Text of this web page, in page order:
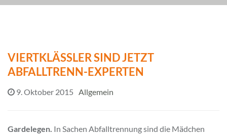
VIERTKLÄSSLER SIND JETZT
ABFALLTRENN-EXPERTEN
9. Oktober 2015 Allgemein
Gardelegen. In Sachen Abfalltrennung sind die Mädchen